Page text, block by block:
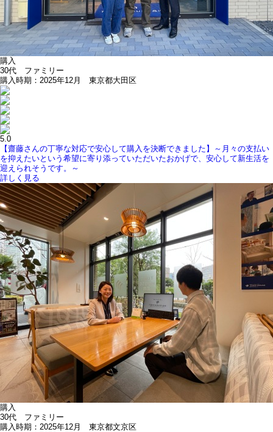
購入
30代 ファミリー
購入時期：2025年12月 東京都大田区
5.0
【齋藤さんの丁寧な対応で安心して購入を決断できました】～月々の支払い
を抑えたいという希望に寄り添っていただいたおかげで、安心して新生活を
迎えられそうです。～
詳しく見る
購入
30代 ファミリー
購入時期：2025年12月 東京都文京区